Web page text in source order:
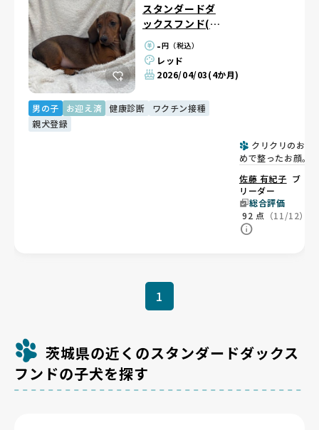
スタンダードダ
ックスフンド(ス
ムース)
-円（税込）
レッド
2026/04/03(4か月)
男の子 お迎え済 健康診断
ワクチン接種
親犬登録
クリクリのおめ
めで整ったお顔。
子💙
佐藤 有紀子 ブ
リーダー
総合評価
92 点 （11/12）
1
茨城県の近くのスタンダードダックス
フンドの子犬を探す